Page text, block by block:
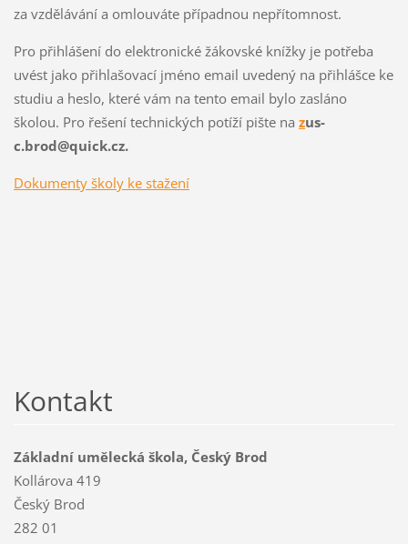
za vzdělávání a omlouváte případnou nepřítomnost.
Pro přihlášení do elektronické žákovské knížky je potřeba
uvést jako přihlašovací jméno email uvedený na přihlášce ke
studiu a heslo, které vám na tento email bylo zasláno
školou. Pro řešení technických potíží pište na zus-
c.brod@quick.cz.
Dokumenty školy ke stažení
Kontakt
Základní umělecká škola, Český Brod
Kollárova 419
Český Brod
282 01